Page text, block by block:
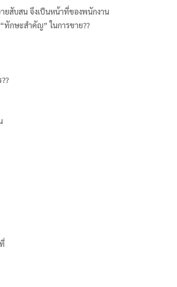
ยสับสน จึงเป็นหน้าที่ของพนักงาน
ทักษะสำคัญ” ในการขาย??